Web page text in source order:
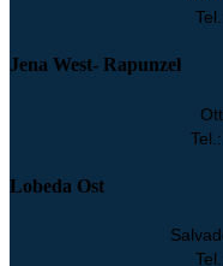
Jena West- Rapunzel
Lobeda Ost